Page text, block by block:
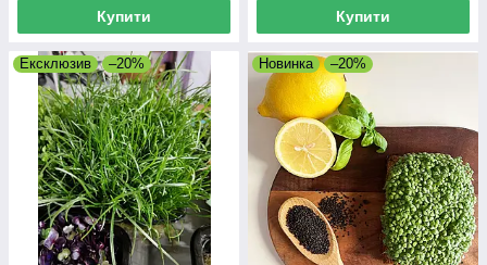
Купити Купити
Ексклюзив –20% Новинка –20%